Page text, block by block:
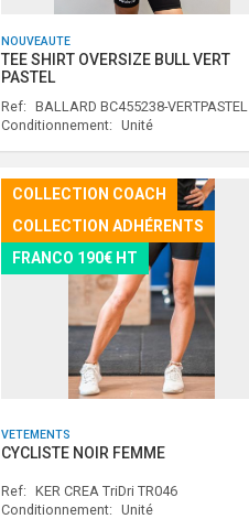
NOUVEAUTE
TEE SHIRT OVERSIZE BULL VERT
PASTEL
Ref: BALLARD BC455238-VERTPASTEL
Conditionnement: Unité
COLLECTION COACH
COLLECTION ADHÉRENTS
FRANCO 190€ HT
VETEMENTS
CYCLISTE NOIR FEMME
Ref: KER CREA TriDri TR046
Conditionnement: Unité